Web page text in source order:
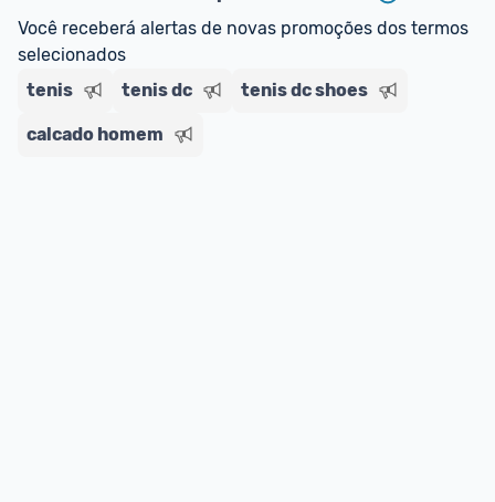
Entrega Expressa: A partir de 2 dias úteis.*
*Confira aqui
Você receberá alertas de novas promoções dos termos
selecionados
tenis
tenis dc tenis dc shoes
calcado homem